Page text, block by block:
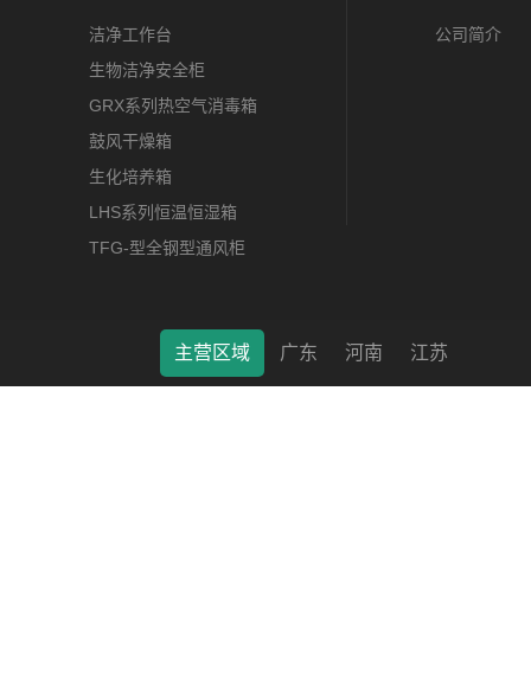
洁净工作台
生物洁净安全柜
GRX系列热空气消毒箱
鼓风干燥箱
生化培养箱
LHS系列恒温恒湿箱
TFG-型全钢型通风柜
公司简介
莱特（南通）科学仪器有限公司 © 2022 版权所有 备案号
主营区域 广东 河南 江苏